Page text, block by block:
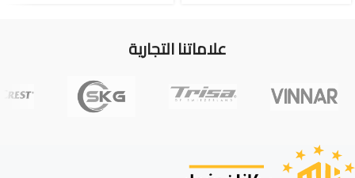
علاماتنا التجارية